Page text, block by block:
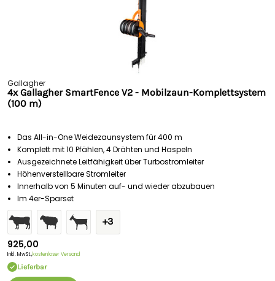
Gallagher
4x Gallagher SmartFence V2 - Mobilzaun-Komplettsystem
(100 m)
Das All-in-One Weidezaunsystem für 400 m
Komplett mit 10 Pfählen, 4 Drähten und Haspeln
Ausgezeichnete Leitfähigkeit über Turbostromleiter
Höhenverstellbare Stromleiter
Innerhalb von 5 Minuten auf- und wieder abzubauen
Im 4er-Sparset
+3
925,00
Inkl. MwSt.,kostenloser Versand
Lieferbar